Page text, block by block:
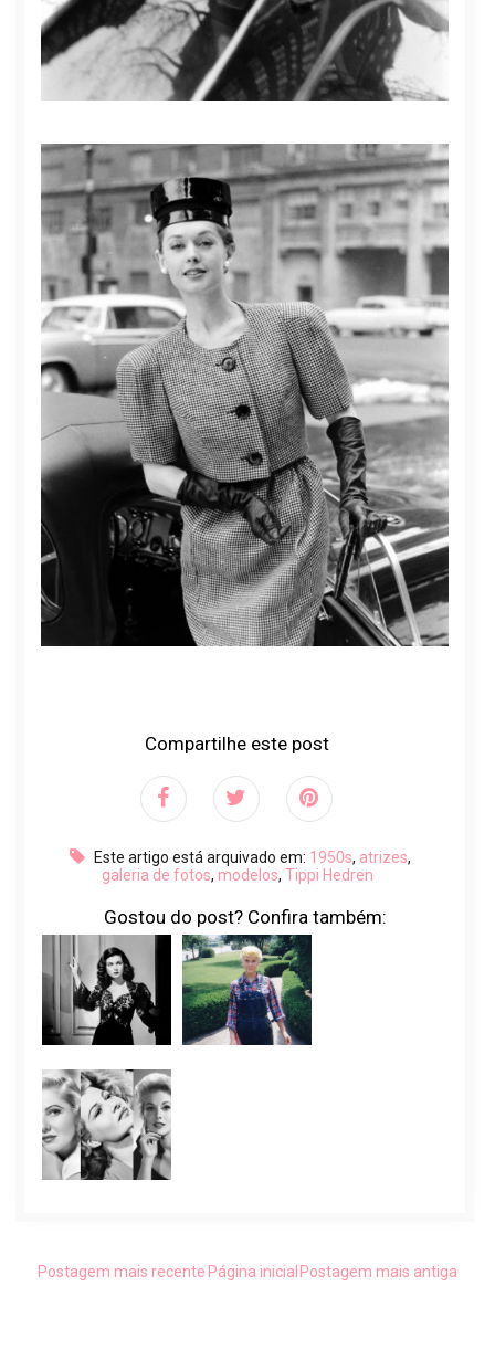
Compartilhe este post
Este artigo está arquivado em: 1950s, atrizes,
galeria de fotos, modelos, Tippi Hedren
Gostou do post? Confira também:
Postagem mais recente Postagem mais antiga
Página inicial